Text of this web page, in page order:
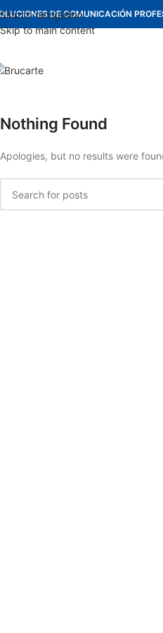
Skip to navigation
Skip to main content
DE COMUNICACIÓN
Nothing Found
Apologies, but no results were